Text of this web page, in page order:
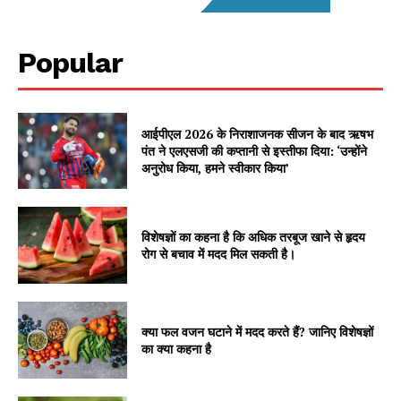
Popular
आईपीएल 2026 के निराशाजनक सीजन के बाद ऋषभ
पंत ने एलएसजी की कप्तानी से इस्तीफा दिया: ‘उन्होंने
अनुरोध किया, हमने स्वीकार किया’
विशेषज्ञों का कहना है कि अधिक तरबूज खाने से हृदय
रोग से बचाव में मदद मिल सकती है।
क्या फल वजन घटाने में मदद करते हैं? जानिए विशेषज्ञों
का क्या कहना है